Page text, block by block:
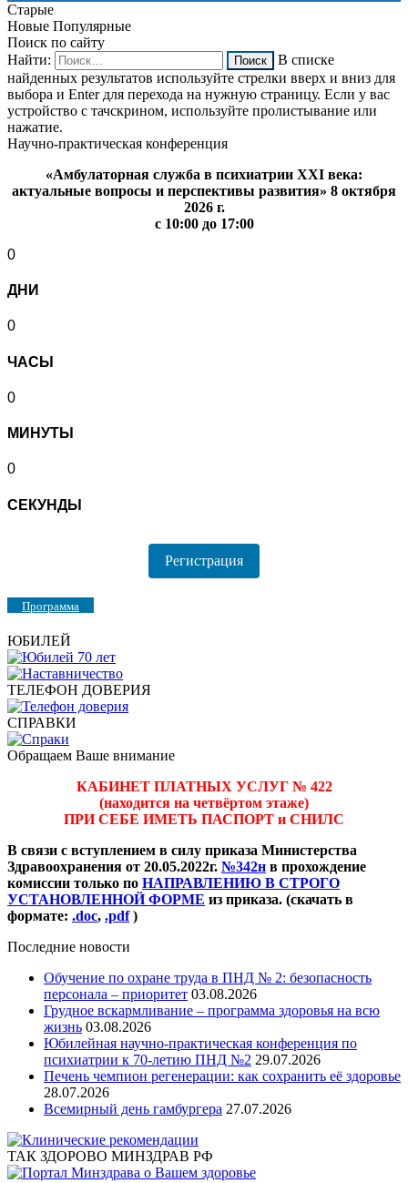
Старые
Новые Популярные
Поиск по сайту
Найти:
В списке
найденных результатов используйте стрелки вверх и вниз для
выбора и Enter для перехода на нужную страницу. Если у вас
устройство с тачскрином, используйте пролистывание или
нажатие.
Научно-практическая конференция
«Амбулаторная служба в психиатрии XXI века:
актуальные вопросы и перспективы развития» 8 октября
2026 г.
с 10:00 до 17:00
0
ДНИ
0
ЧАСЫ
0
МИНУТЫ
0
СЕКУНДЫ
Регистрация
Программа
ЮБИЛЕЙ
ТЕЛЕФОН ДОВЕРИЯ
СПРАВКИ
Обращаем Ваше внимание
КАБИНЕТ ПЛАТНЫХ УСЛУГ № 422
(находится на четвёртом этаже)
ПРИ СЕБЕ ИМЕТЬ ПАСПОРТ и СНИЛС
В связи с вступлением в силу приказа Министерства
Здравоохранения от 20.05.2022г. №342н в прохождение
комиссии только по НАПРАВЛЕНИЮ В СТРОГО
УСТАНОВЛЕННОЙ ФОРМЕ из приказа. (скачать в
формате: .doc, .pdf)
Последние новости
Обучение по охране труда в ПНД № 2: безопасность
персонала – приоритет 03.08.2026
Грудное вскармливание – программа здоровья на всю
жизнь 03.08.2026
Юбилейная научно-практическая конференция по
психиатрии к 70-летию ПНД №2 29.07.2026
Печень чемпион регенерации: как сохранить её здоровье
28.07.2026
Всемирный день гамбургера 27.07.2026
ТАК ЗДОРОВО МИНЗДРАВ РФ